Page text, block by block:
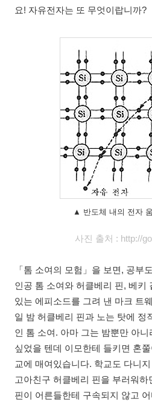
요! 자유전자는 또 무엇이랍니까?
▲ 반도체 내의 전자
사진 출처 : http://
「톰 소여의 모험」을 보면, 공부
인공 톰 소여와 허클베리 핀, 베키
있는 에피소드를 그려 낸 마크 트
일 밤 허클베리 핀과 노는 탓에 정
인 톰 소여. 아마 그는 밤뿐만 아
싶었을 텐데 이모한테 들키면 혼
교에 매여있습니다. 학교도 다니
고아친구 허클베리 핀을 부러워하
핀이 어른들한테 구속되지 않고